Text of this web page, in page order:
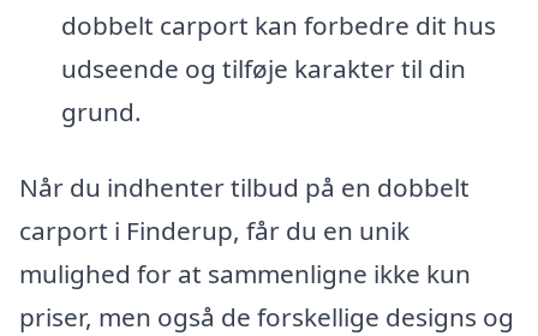
dobbelt carport kan forbedre dit hus
udseende og tilføje karakter til din
grund.
Når du indhenter tilbud på en dobbelt
carport i Finderup, får du en unik
mulighed for at sammenligne ikke kun
priser, men også de forskellige designs og